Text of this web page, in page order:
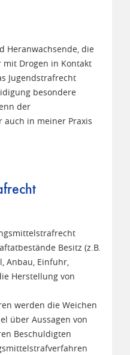
Heranwachsende, die
mit Drogen in Kontakt
Jugendstrafrecht
besondere
der
auch in meiner Praxis
Besitz (z.B.
Anbau, Einfuhr,
Herstellung von
werden die Weichen
über Aussagen von
Beschuldigten